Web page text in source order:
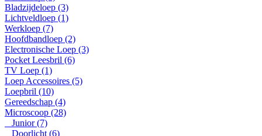
Bladzijdeloep (3)
Lichtveldloep (1)
Werkloep (7)
Hoofdbandloep (2)
Electronische Loep (3)
Pocket Leesbril (6)
TV Loep (1)
Loep Accessoires (5)
Loepbril (10)
Gereedschap (4)
Microscoop (28)
Junior (7)
Doorlicht (6)